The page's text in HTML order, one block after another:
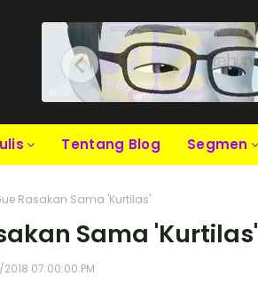
Tentang Blog Segmen
Rasakan Sama 'Kurtilas'
Sama 'Kurtilas'
2018 07:00:00 PM